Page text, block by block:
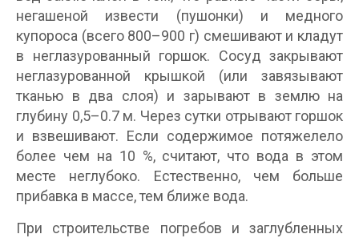
негашеной извести (пушонки) и медного
купороса (всего 800–900 г) смешивают и кладут
в неглазурованный горшок. Сосуд закрывают
неглазурованной крышкой (или завязывают
тканью в два слоя) и зарывают в землю на
глубину 0,5–0.7 м. Через сутки отрывают горшок
и взвешивают. Если содержимое потяжелело
более чем на 10 %, считают, что вода в этом
месте неглубоко. Естественно, чем больше
прибавка в массе, тем ближе вода.
При строительстве погребов и заглубленных